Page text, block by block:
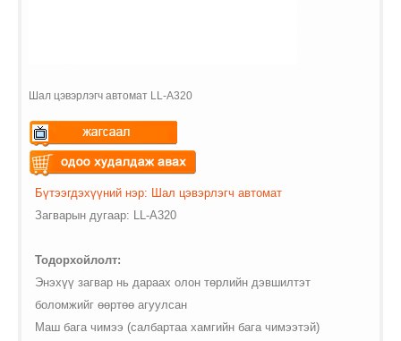
Шал цэвэрлэгч автомат LL-A320
Warning: Undefined variable
$vii_demo_video_text in
/web/m.liectroux-
global.com/includes/templates/theme100/templates/
Warning
: Undefined variable
$vii_buy_now_text in
global.com/includes/templates/theme100/templates/
on line
Бүтээгдэхүүний нэр: Шал цэвэрлэгч автомат
Загварын дугаар: LL-A320
Тодорхойлолт:
Энэхүү загвар нь дараах олон төрлийн дэвшилтэт
боломжийг өөртөө агуулсан
Маш бага чимээ (салбартаа хамгийн бага чимээтэй)